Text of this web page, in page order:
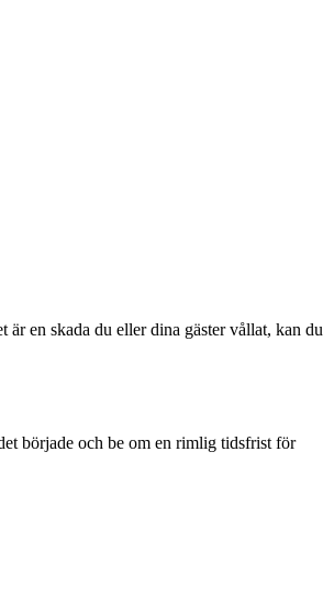
en skada du eller dina gäster vållat, kan du
började och be om en rimlig tidsfrist för